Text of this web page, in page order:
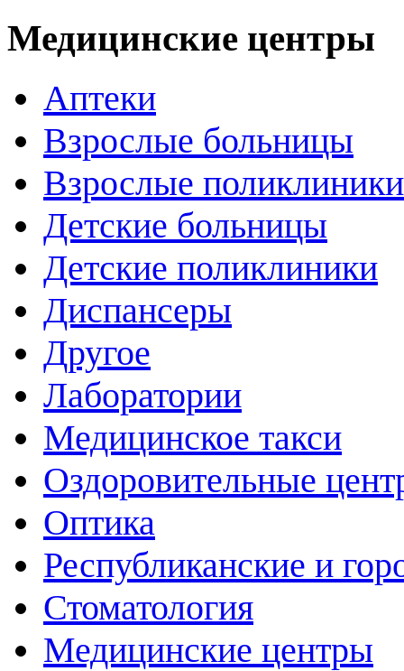
Медицинские центры
Аптеки
Взрослые больницы
Взрослые поликлиники
Детские больницы
Детские поликлиники
Диспансеры
Другое
Лаборатории
Медицинское такси
Оздоровительные
Оптика
Республиканские и
Стоматология
Медицинские центры